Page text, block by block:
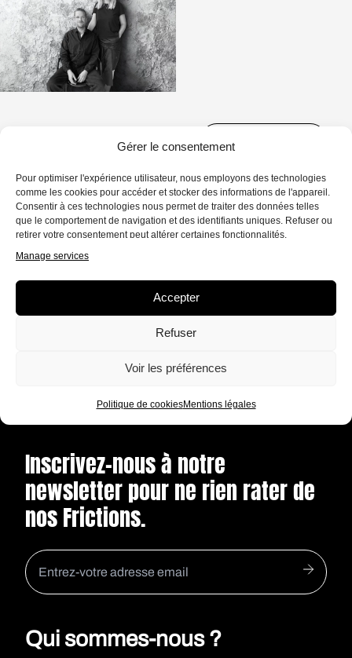
Gérer le consentement
Pour optimiser l'expérience utilisateur, nous employons des technologies
comme les cookies pour accéder et stocker des informations de l'appareil.
Consentir à ces technologies nous permet de traiter des données telles
que le comportement de navigation et des identifiants uniques. Refuser ou
retirer votre consentement peut altérer certaines fonctionnalités.
Manage services
Accepter
Refuser
Voir les préférences
Politique de cookiesMentions légales
RÉCIT 13 MIN.
Les gens dans les murs
Hélène vit seule dans 25 m² aux Lilas.
Enfin, seule… Boules Quiès, casque, bruit
Inscrivez-nous à notre
newsletter pour ne rien rater de
nos Frictions.
Qui sommes-nous ?